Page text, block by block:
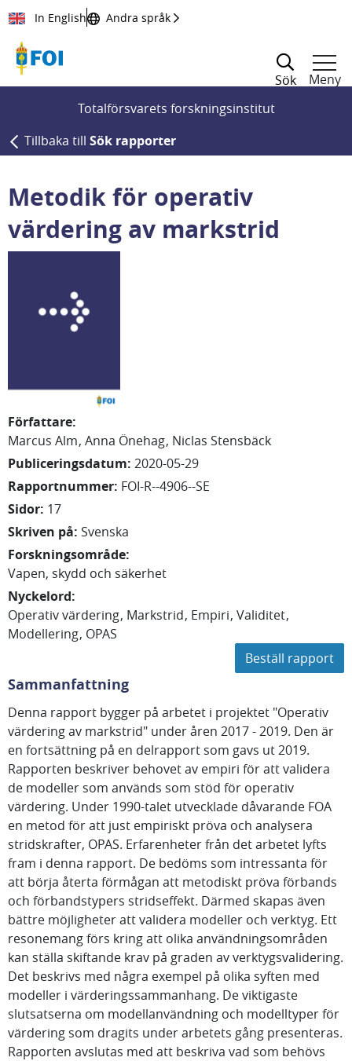
Till innehållet
In English Andra språk
Sök
Meny
Totalförsvarets forskningsinstitut
Tillbaka till Sök rapporter
Metodik för operativ
värdering av markstrid
Författare:
Marcus Alm Anna Önehag Niclas Stensbäck
Publiceringsdatum: 2020-05-29
Rapportnummer: FOI-R--4906--SE
Sidor: 17
Skriven på: Svenska
Forskningsområde:
Vapen, skydd och säkerhet
Nyckelord:
Operativ värdering Markstrid Empiri Validitet
Modellering OPAS
Beställ rapport
Sammanfattning
Denna rapport bygger på arbetet i projektet "Operativ
värdering av markstrid" under åren 2017 - 2019. Den är
en fortsättning på en delrapport som gavs ut 2019.
Rapporten beskriver behovet av empiri för att validera
de modeller som används som stöd för operativ
värdering. Under 1990-talet utvecklade dåvarande FOA
en metod för att just empiriskt pröva och analysera
stridskrafter, OPAS. Erfarenheter från det arbetet lyfts
fram i denna rapport. De bedöms som intressanta för
att börja återta förmågan att metodiskt pröva förbands
och förbandstypers stridseffekt. Därmed skapas även
bättre möjligheter att validera modeller och verktyg. Ett
resonemang förs kring att olika användningsområden
kan ställa skiftande krav på graden av verktygsvalidering.
Det beskrivs med några exempel på olika syften med
modeller i värderingssammanhang. De viktigaste
slutsatserna om modellanvändning och modelltyper för
värdering som dragits under arbetets gång presenteras.
Rapporten avslutas med att beskriva vad som behövs